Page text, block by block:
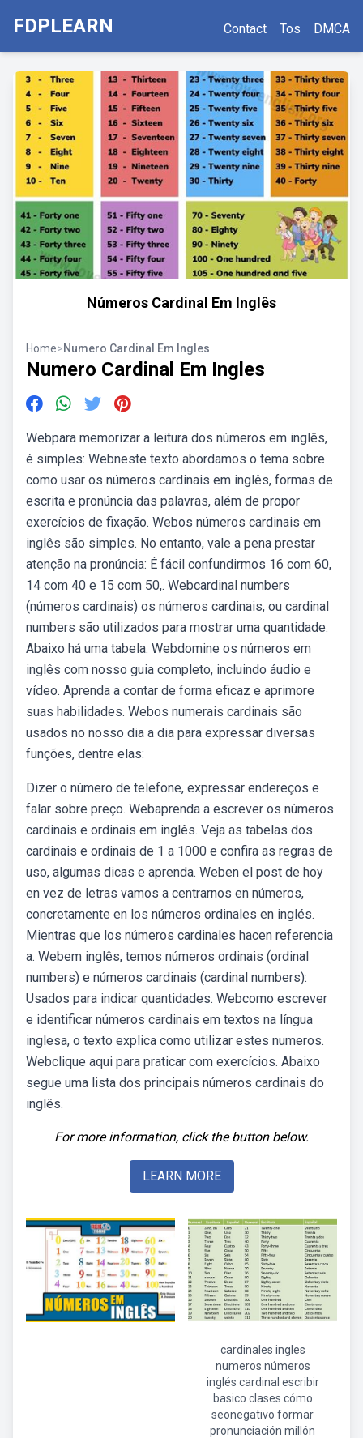
FDPLEARN Contact Tos DMCA
Números Cardinal Em Inglês
Home>Numero Cardinal Em Ingles
Numero Cardinal Em Ingles
Webpara memorizar a leitura dos números em inglês,
é simples: Webneste texto abordamos o tema sobre
como usar os números cardinais em inglês, formas de
escrita e pronúncia das palavras, além de propor
exercícios de fixação. Webos números cardinais em
inglês são simples. No entanto, vale a pena prestar
atenção na pronúncia: É fácil confundirmos 16 com 60,
14 com 40 e 15 com 50,. Webcardinal numbers
(números cardinais) os números cardinais, ou cardinal
numbers são utilizados para mostrar uma quantidade.
Abaixo há uma tabela. Webdomine os números em
inglês com nosso guia completo, incluindo áudio e
vídeo. Aprenda a contar de forma eficaz e aprimore
suas habilidades. Webos numerais cardinais são
usados no nosso dia a dia para expressar diversas
funções, dentre elas:
Dizer o número de telefone, expressar endereços e
falar sobre preço. Webaprenda a escrever os números
cardinais e ordinais em inglês. Veja as tabelas dos
cardinais e ordinais de 1 a 1000 e confira as regras de
uso, algumas dicas e aprenda. Weben el post de hoy
en vez de letras vamos a centrarnos en números,
concretamente en los números ordinales en inglés.
Mientras que los números cardinales hacen referencia
a. Webem inglês, temos números ordinais (ordinal
numbers) e números cardinais (cardinal numbers):
Usados para indicar quantidades. Webcomo escrever
e identificar números cardinais em textos na língua
inglesa, o texto explica como utilizar estes numeros.
Webclique aqui para praticar com exercícios. Abaixo
segue uma lista dos principais números cardinais do
inglês.
For more information, click the button below.
LEARN MORE
cardinales ingles
numeros números
inglés cardinal escribir
basico clases cómo
seonegativo formar
pronunciación millón